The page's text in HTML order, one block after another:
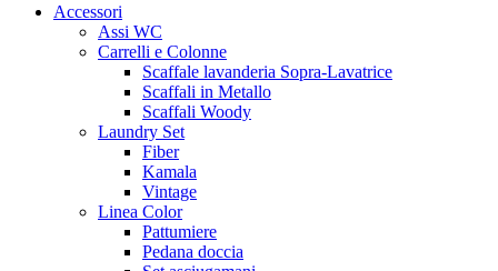
Accessori
Assi WC
Carrelli e Colonne
Scaffale lavanderia Sopra-Lavatrice
Scaffali in Metallo
Scaffali Woody
Laundry Set
Fiber
Kamala
Vintage
Linea Color
Pattumiere
Pedana doccia